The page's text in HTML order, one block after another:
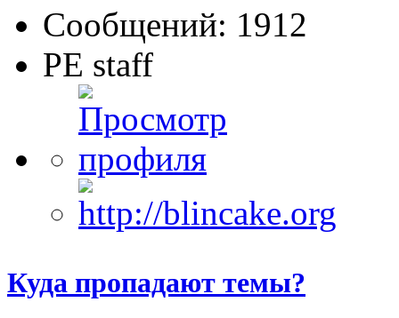
Сообщений: 1912
PE staff
Куда пропадают темы?